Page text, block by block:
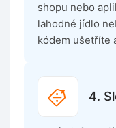
shopu nebo
lahodné jídlo
kódem ušetříte
4.